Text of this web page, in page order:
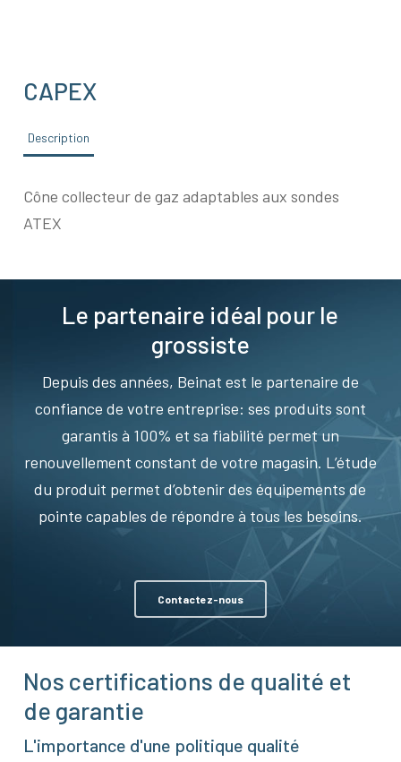
CAPEX
Description
Cône collecteur de gaz adaptables aux sondes
ATEX
Le partenaire idéal pour le
grossiste
Depuis des années, Beinat est le partenaire de
confiance de votre entreprise: ses produits sont
garantis à 100% et sa fiabilité permet un
renouvellement constant de votre magasin. L’étude
du produit permet d’obtenir des équipements de
pointe capables de répondre à tous les besoins.
Contactez-nous
Nos certifications de qualité et
de garantie
L'importance d'une politique qualité